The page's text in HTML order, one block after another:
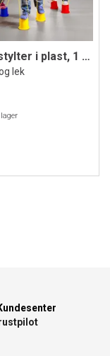
Klossestylter i plast, 1 par
lek